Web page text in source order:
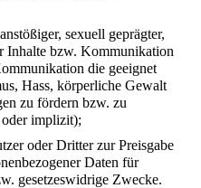
sexuell geprägter,
Inhalte bzw. Kommunikation
die geeignet
Hass, körperliche Gewalt
zu fördern bzw. zu
implizit);
oder Dritter zur Preisgabe
Daten für
gesetzeswidrige Zwecke.